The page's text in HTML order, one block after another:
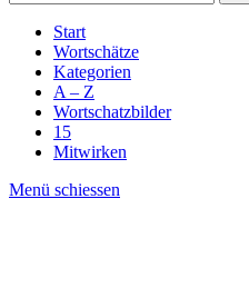
Start
Wortschätze
Kategorien
A – Z
Wortschatzbilder
15
Mitwirken
Menü schiessen